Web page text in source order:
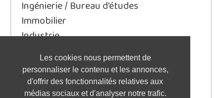
Les cookies nous permettent de
personnaliser le contenu et les annonces,
d'offrir des fonctionnalités relatives aux
médias sociaux et d'analyser notre trafic.
Ingénierie / Bureau d'études
Immobilier
Industrie
Juridique/Droit
Qualité / Sécurité / Environnement
Logistique / Transport